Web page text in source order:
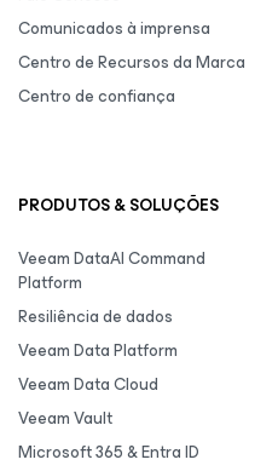
Comunicados à imprensa
Centro de Recursos da Marca
Centro de confiança
PRODUTOS & SOLUÇÕES
Veeam DataAI Command
Platform
Resiliência de dados
Veeam Data Platform
Veeam Data Cloud
Veeam Vault
Microsoft 365 & Entra ID